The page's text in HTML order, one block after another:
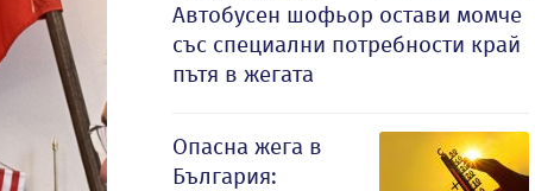
Автобусен шофьор остави момче
със специални потребности край
пътя в жегата
Опасна жега в
България: